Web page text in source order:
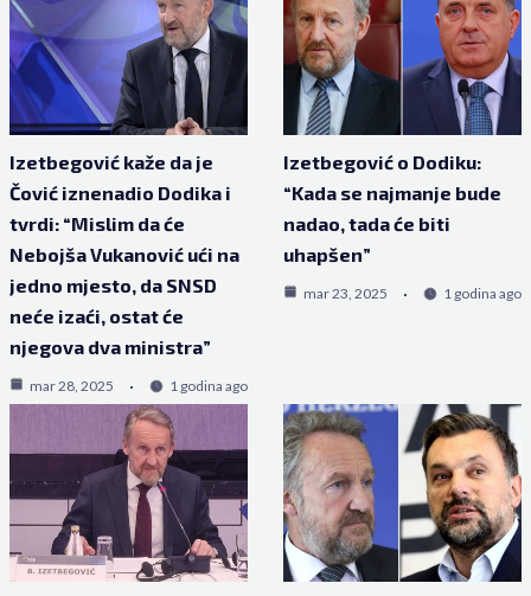
Izetbegović kaže da je
Čović iznenadio Dodika i
tvrdi: “Mislim da će
Nebojša Vukanović ući na
jedno mjesto, da SNSD
neće izaći, ostat će
njegova dva ministra”
mar 28, 2025 1 godina ago
Izetbegović o Dodiku:
“Kada se najmanje bude
nadao, tada će biti
uhapšen”
mar 23, 2025 1 godina ago